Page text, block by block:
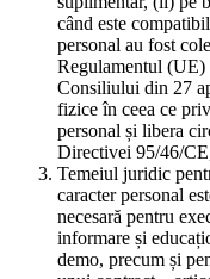
când este
personal au fost
Regulamentul (UE)
Consiliului din 27
fizice în ceea ce
personal și libera
Directivei 95/46/
Temeiul juridic
caracter personal
necesară pentru
informare și
demo, precum și